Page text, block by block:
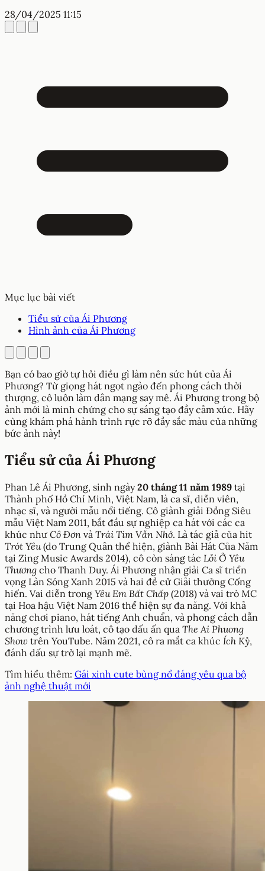
28/04/2025 11:15
Mục lục bài viết
Tiểu sử của Ái Phương
Hình ảnh của Ái Phương
Bạn có bao giờ tự hỏi điều gì làm nên sức hút của Ái
Phương? Từ giọng hát ngọt ngào đến phong cách thời
thượng, cô luôn làm dân mạng say mê. Ái Phương trong bộ
ảnh mới là minh chứng cho sự sáng tạo đầy cảm xúc. Hãy
cùng khám phá hành trình rực rỡ đầy sắc màu của những
bức ảnh này!
Tiểu sử của Ái Phương
Phan Lê Ái Phương, sinh ngày20 tháng 11 năm 1989 tại
Thành phố Hồ Chí Minh, Việt Nam, là ca sĩ, diễn viên,
nhạc sĩ, và người mẫu nổi tiếng. Cô giành giải Đồng Siêu
mẫu Việt Nam 2011, bắt đầu sự nghiệp ca hát với các ca
khúc nhưCô Đơn và Trái Tim Vẫn Nhớ. Là tác giả của hit
Trót Yêu(do Trung Quân thể hiện, giành Bài Hát Của Năm
tại Zing Music Awards 2014), cô còn sáng tác Lỗi Ở Yêu
Thương cho Thanh Duy. Ái Phương nhận giải Ca sĩ triển
vọng Làn Sóng Xanh 2015 và hai đề cử Giải thưởng Cống
hiến. Vai diễn trong Yêu Em Bất Chấp (2018) và vai trò MC
tại Hoa hậu Việt Nam 2016 thể hiện sự đa năng. Với khả
năng chơi piano, hát tiếng Anh chuẩn, và phong cách dẫn
chương trình lưu loát, cô tạo dấu ấn qua The Ai Phuong
Show trên YouTube. Năm 2021, cô ra mắt ca khúc Ích Kỷ,
đánh dấu sự trở lại mạnh mẽ.
Tìm hiểu thêm: Gái xinh cute bùng nổ đáng yêu qua bộ
ảnh nghệ thuật mới